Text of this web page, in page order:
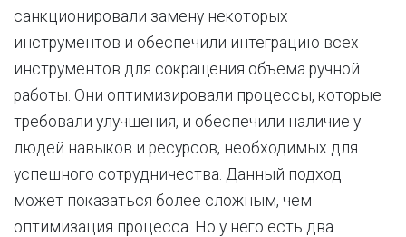
санкционировали замену некоторых
инструментов и обеспечили интеграцию всех
инструментов для сокращения объема ручной
работы. Они оптимизировали процессы, которые
требовали улучшения, и обеспечили наличие у
людей навыков и ресурсов, необходимых для
успешного сотрудничества. Данный подход
может показаться более сложным, чем
оптимизация процесса. Но у него есть два